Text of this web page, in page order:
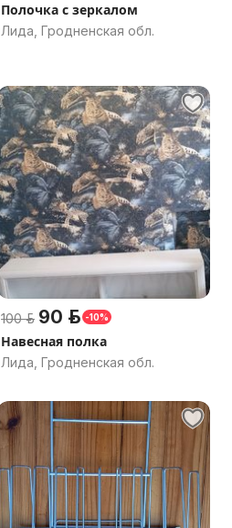
Полочка с зеркалом
Лида, Гродненская обл.
100 р. 90 р. -10%
Навесная полка
Лида, Гродненская обл.